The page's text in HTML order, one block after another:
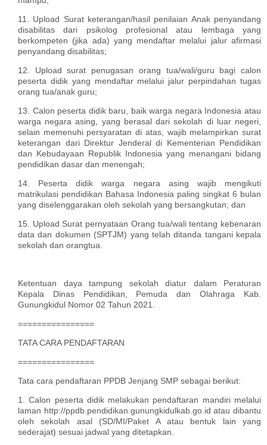
11. Upload Surat keterangan/hasil penilaian Anak penyandang
disabilitas dari psikolog profesional atau lembaga yang
berkompeten (jika ada) yang mendaftar melalui jalur afirmasi
penyandang disabilitas;
12. Upload surat penugasan orang tua/wali/guru bagi calon
peserta didik yang mendaftar melalui jalur perpindahan tugas
orang tua/anak guru;
13. Calon peserta didik baru, baik warga negara Indonesia atau
warga negara asing, yang berasal dari sekolah di luar negeri,
selain memenuhi persyaratan di atas, wajib melampirkan surat
keterangan dari Direktur Jenderal di Kementerian Pendidikan
dan Kebudayaan Republik Indonesia yang menangani bidang
pendidikan dasar dan menengah;
14. Peserta didik warga negara asing wajib mengikuti
matrikulasi pendidikan Bahasa Indonesia paling singkat 6 bulan
yang diselenggarakan oleh sekolah yang bersangkutan; dan
15. Upload Surat pernyataan Orang tua/wali tentang kebenaran
data dan dokumen (SPTJM) yang telah ditanda tangani kepala
sekolah dan orangtua.
Ketentuan daya tampung sekolah diatur dalam Peraturan
Kepala Dinas Pendidikan, Pemuda dan Olahraga Kab.
Gunungkidul Nomor 02 Tahun 2021.
================
TATA CARA PENDAFTARAN
================
Tata cara pendaftaran PPDB Jenjang SMP sebagai berikut:
1. Calon peserta didik melakukan pendaftaran mandiri melalui
laman http://ppdb.pendidikan.gunungkidulkab.go.id atau dibantu
oleh sekolah asal (SD/MI/Paket A atau bentuk lain yang
sederajat) sesuai jadwal yang ditetapkan.